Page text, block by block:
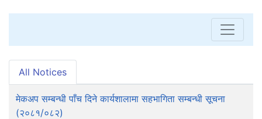
All Notices
मेकअप सम्बन्धी पाँच दिने कार्यशालामा सहभागिता सम्बन्धी सूचना
(२०८१/०८२)